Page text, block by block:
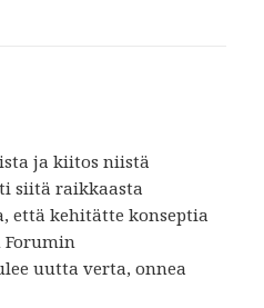
ja kiitos niistä
siitä raikkaasta
että kehitätte konseptia
Forumin
uutta verta, onnea